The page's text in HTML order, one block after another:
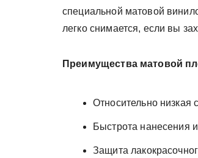
специальной матовой
легко снимается, если вы
Преимущества матовой
Относительно низкая
Быстрота нанесения и
Защита